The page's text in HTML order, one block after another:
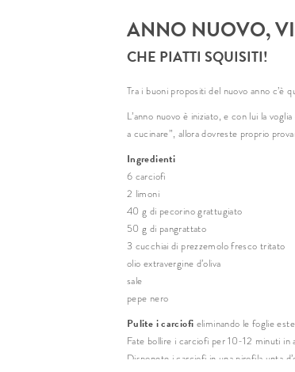
ANNO NUOVO,
CHE PIATTI SQUISITI!
Tra i buoni propositi del nuovo anno c’è
L’anno nuovo è iniziato, e con lui la
a cucinare”, allora dovreste proprio
Ingredienti
6 carciofi
2 limoni
40 g di pecorino grattugiato
50 g di pangrattato
3 cucchiai di prezzemolo fresco tritato
olio extravergine d’oliva
sale
pepe nero
Pulite i carciofi eliminando le foglie
Fate bollire i carciofi per 10-12 minuti in
Disponete i carciofi in una pirofila unta